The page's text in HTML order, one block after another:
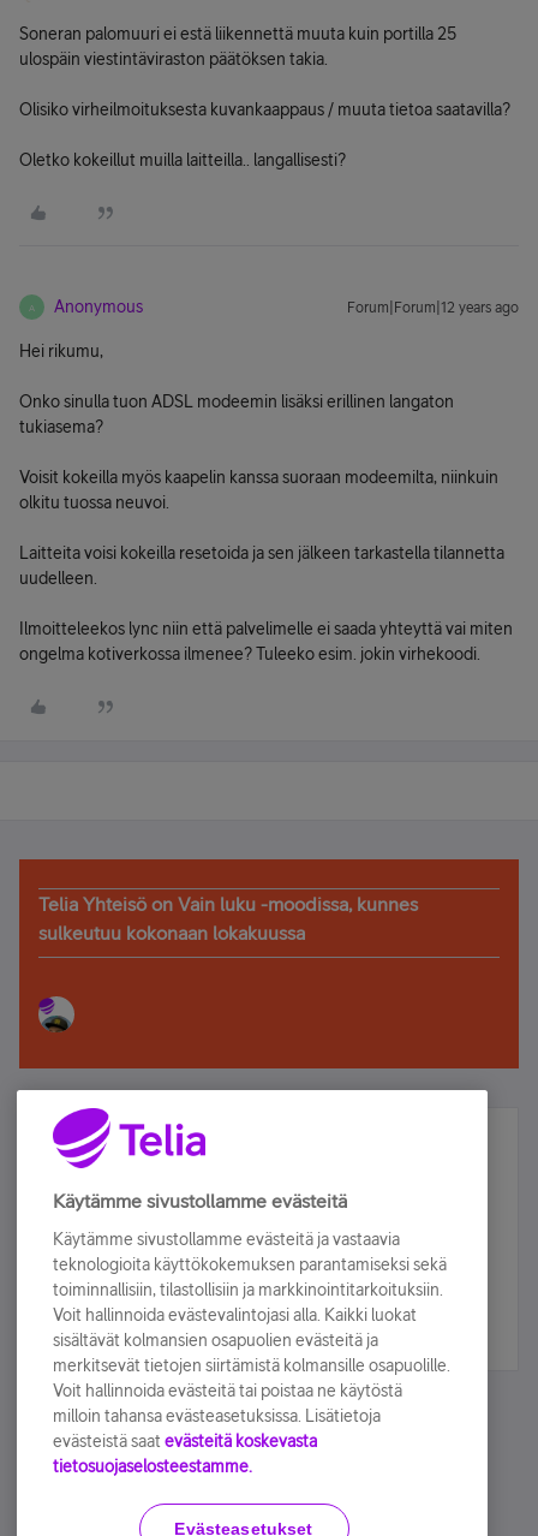
Soneran palomuuri ei estä liikennettä muuta kuin portilla 25
ulospäin viestintäviraston päätöksen takia.
Olisiko virheilmoituksesta kuvankaappaus / muuta tietoa saatavilla?
Oletko kokeillut muilla laitteilla.. langallisesti?
A Anonymous Forum|Forum|12 years ago
Hei rikumu,
Onko sinulla tuon ADSL modeemin lisäksi erillinen langaton
tukiasema?
Voisit kokeilla myös kaapelin kanssa suoraan modeemilta, niinkuin
olkitu tuossa neuvoi.
Laitteita voisi kokeilla resetoida ja sen jälkeen tarkastella tilannetta
uudelleen.
Ilmoitteleekos lync niin että palvelimelle ei saada yhteyttä vai miten
ongelma kotiverkossa ilmenee? Tuleeko esim. jokin virhekoodi.
Telia Yhteisö on Vain luku -moodissa, kunnes
sulkeutuu kokonaan lokakuussa
Älä jää paitsi – osallistu ja voita!
Tilaa Telian uutiskirje ja olet mukana arvonnassa.
sähköpostiisi.
Tilaa nyt
Käyttöehdot Accessibility statement
Käytämme sivustollamme evästeitä
Käytämme sivustollamme evästeitä ja vastaavia
teknologioita käyttökokemuksen parantamiseksi sekä
toiminnallisiin, tilastollisiin ja markkinointitarkoituksiin.
Voit hallinnoida evästevalintojasi alla. Kaikki luokat
sisältävät kolmansien osapuolien evästeitä ja
merkitsevät tietojen siirtämistä kolmansille osapuolille.
Voit hallinnoida evästeitä tai poistaa ne käytöstä
milloin tahansa evästeasetuksissa. Lisätietoja
evästeistä saat evästeitä koskevasta
tietosuojaselosteestamme.
Evästeasetukset